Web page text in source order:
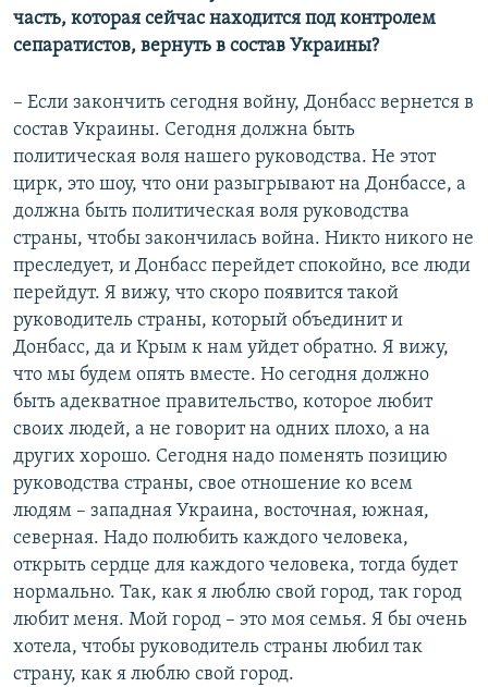
часть, которая сейчас находится под контролем
сепаратистов, вернуть в состав Украины?
– Если закончить сегодня войну, Донбасс вернется в
состав Украины. Сегодня должна быть
политическая воля нашего руководства. Не этот
цирк, это шоу, что они разыгрывают на Донбассе, а
должна быть политическая воля руководства
страны, чтобы закончилась война. Никто никого не
преследует, и Донбасс перейдет спокойно, все люди
перейдут. Я вижу, что скоро появится такой
руководитель страны, который объединит и
Донбасс, да и Крым к нам уйдет обратно. Я вижу,
что мы будем опять вместе. Но сегодня должно
быть адекватное правительство, которое любит
своих людей, а не говорит на одних плохо, а на
других хорошо. Сегодня надо поменять позицию
руководства страны, свое отношение ко всем
людям – западная Украина, восточная, южная,
северная. Надо полюбить каждого человека,
открыть сердце для каждого человека, тогда будет
нормально. Так, как я люблю свой город, так город
любит меня. Мой город – это моя семья. Я бы очень
хотела, чтобы руководитель страны любил так
страну, как я люблю свой город.